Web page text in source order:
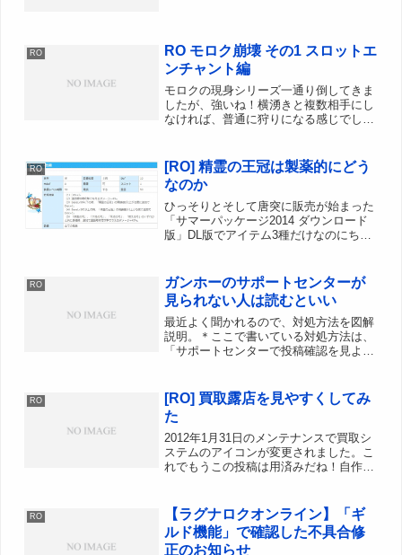
. ...
RO
RO モロク崩壊 その1 スロットエ
ンチャント編
モロクの現身シリーズ一通り倒してきま
したが、強いね！横湧きと複数相手にし
なければ、普通に狩りになる感じでした
ト前からコツコツ溜め込んでいたのを一
気にカンカン結果は、、、...
RO
[RO] 精霊の王冠は製薬的にどう
なのか
ひっそりとそして唐突に販売が始まった
「サマーパッケージ2014 ダウンロード
版」DL版でアイテム3種だけなのにちょ
RO
ガンホーのサポートセンターが
見られない人は読むといい
最近よく聞かれるので、対処方法を図解
説明。＊ここで書いている対処方法は、
「サポートセンターで投稿確認を見よう
い！」という現象に対しての対処方法な
ので、単純にサポートセンター...
RO
[RO] 買取露店を見やすくしてみ
た
2012年1月31日のメンテナンスで買取シ
ステムのアイコンが変更されました。こ
れでもうこの投稿は用済みだね！自作ス
イテム買取露店が実装されましたね！！
誰でも自動買取がで...
RO
【ラグナロクオンライン】「ギ
ルド機能」で確認した不具合修
正のお知らせ